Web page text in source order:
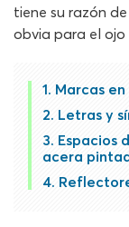
tiene su razón
obvia para el ojo
Marcas
Letras y
Espacios
acera